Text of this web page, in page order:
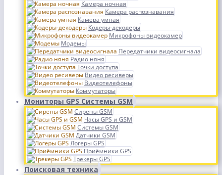
Камера ночная
Камера распознавания
Камера умная
Кодеры-декодеры
Микрофоны видеокамер
Модемы
Передатчики видеосигнала
Радио няня
Точки доступа
Видео ресиверы
Видеотелефоны
Коммутаторы
Мониторы GPS Системы GSM
Сирены GSM
Часы GPS и GSM
Системы GSM
Датчики GSM
Логеры GPS
Приёмники GPS
Трекеры GPS
Поисковая техника